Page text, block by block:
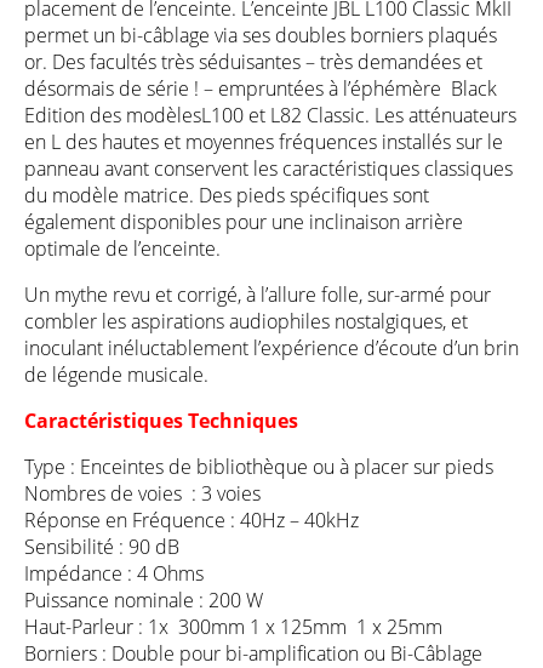
placement de l’enceinte. L’enceinte JBL L100 Classic MkII
permet un bi-câblage via ses doubles borniers plaqués
or. Des facultés très séduisantes – très demandées et
désormais de série ! – empruntées à l’éphémère Black
Edition des modèlesL100 et L82 Classic. Les atténuateurs
en L des hautes et moyennes fréquences installés sur le
panneau avant conservent les caractéristiques classiques
du modèle matrice. Des pieds spécifiques sont
également disponibles pour une inclinaison arrière
optimale de l’enceinte.
Un mythe revu et corrigé, à l’allure folle, sur-armé pour
combler les aspirations audiophiles nostalgiques, et
inoculant inéluctablement l’expérience d’écoute d’un brin
de légende musicale.
Caractéristiques Techniques
Type : Enceintes de bibliothèque ou à placer sur pieds
Nombres de voies : 3 voies
Réponse en Fréquence : 40Hz – 40kHz
Sensibilité : 90 dB
Impédance : 4 Ohms
Puissance nominale : 200 W
Haut-Parleur : 1x 300mm 1 x 125mm 1 x 25mm
Borniers : Double pour bi-amplification ou Bi-Câblage